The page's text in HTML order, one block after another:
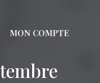
MON COMPTE